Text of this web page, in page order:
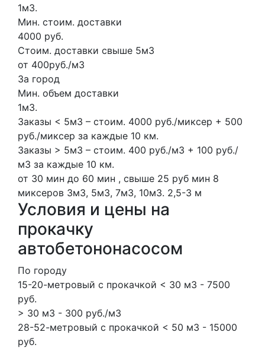
1м3.
Мин. стоим. доставки
4000 руб.
Стоим. доставки свыше 5м3
от 400руб./м3
За город
Мин. объем доставки
1м3.
Заказы < 5м3 – стоим. 4000 руб./миксер + 500
руб./миксер за каждые 10 км.
Заказы > 5м3 – стоим. 400 руб./м3 + 100 руб./
м3 за каждые 10 км.
от 30 мин до 60 мин , свыше 25 руб мин 8
миксеров 3м3, 5м3, 7м3, 10м3. 2,5-3 м
Условия и цены на
прокачку
автобетононасосом
По городу
15-20-метровый с прокачкой < 30 м3 - 7500
руб.
> 30 м3 - 300 руб./м3
28-52-метровый с прокачкой < 50 м3 - 15000
руб.